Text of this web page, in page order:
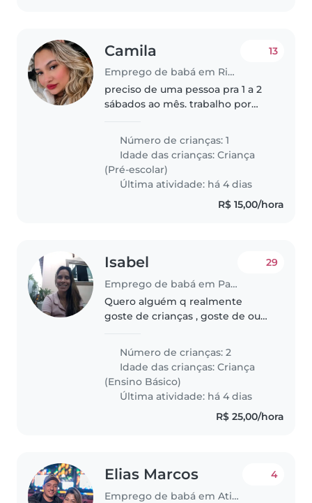
Camila
Emprego de babá em Rio de Janeiro
13
preciso de uma pessoa pra 1 a 2
sábados ao mês. trabalho por
Número de crianças: 1
Idade das crianças:Criança
(Pré-escolar)
Última atividade: há 4 dias
R$ 15,00/hora
Isabel
Emprego de babá em Parnamirim
29
Quero alguém q realmente
goste de crianças , goste de ouvi-
também trabalho com crianças e
sei q é necessário muita calma
em alguns momentos . Sou
casada..
Número de crianças: 2
Idade das crianças:Criança
(Ensino Básico)
Última atividade: há 4 dias
R$ 25,00/hora
Elias Marcos
Emprego de babá em Atibaia
4